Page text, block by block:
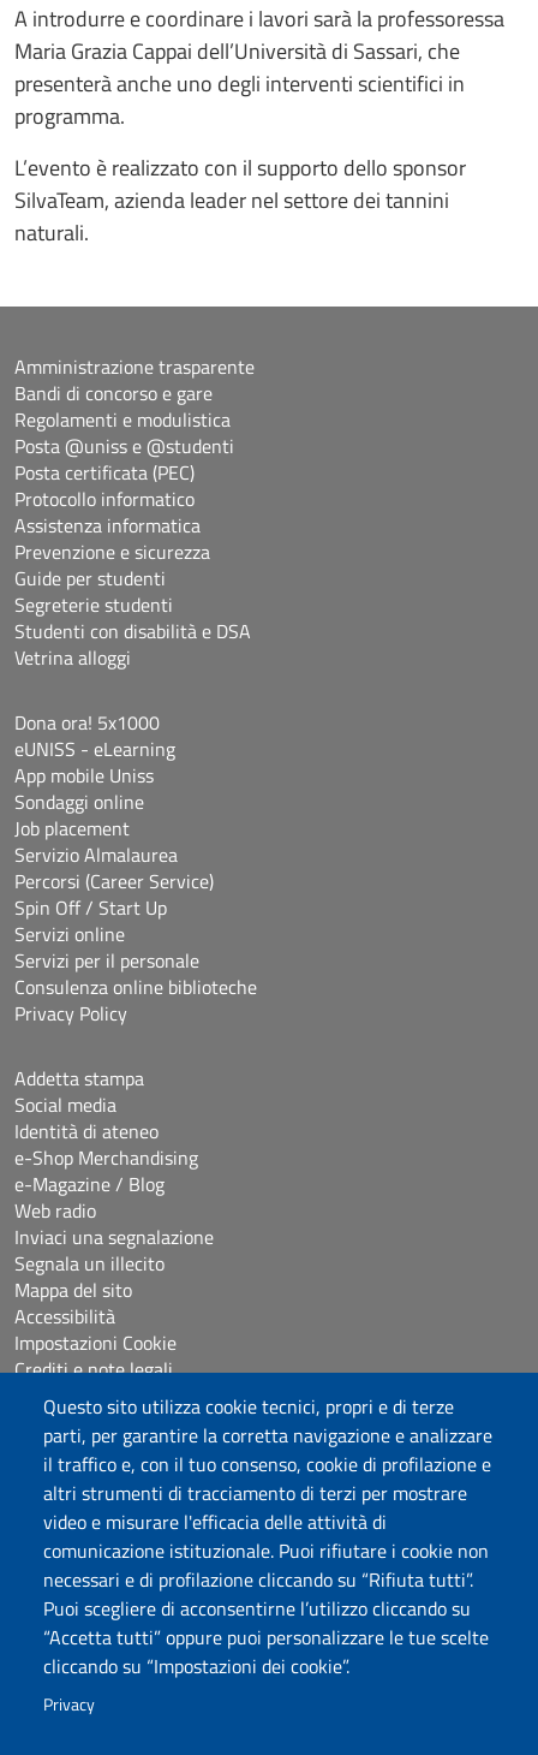
Questo sito utilizza cookie tecnici, propri e di terze
parti, per garantire la corretta navigazione e analizzare
il traffico e, con il tuo consenso, cookie di profilazione e
altri strumenti di tracciamento di terzi per mostrare
video e misurare l'efficacia delle attività di
comunicazione istituzionale. Puoi rifiutare i cookie non
necessari e di profilazione cliccando su “Rifiuta tutti”.
Puoi scegliere di acconsentirne l’utilizzo cliccando su
“Accetta tutti” oppure puoi personalizzare le tue scelte
cliccando su “Impostazioni dei cookie”.
Privacy
A introdurre e coordinare i lavori sarà la professoressa
Maria Grazia Cappai dell’Università di Sassari, che
presenterà anche uno degli interventi scientifici in
programma.
L’evento è realizzato con il supporto dello sponsor
SilvaTeam, azienda leader nel settore dei tannini
naturali.
Università degli Studi di Sassari
Piazza Università 21, Sassari
Tel.: 800 882994 (Orientamento studenti)
RETTORE:rettore@uniss.it
PEC:protocollo@pec.uniss.it
URP:urp@uniss.it
Amministrazione trasparente
Bandi di concorso e gare
Regolamenti e modulistica
Posta @uniss e @studenti
Posta certificata (PEC)
Protocollo informatico
Assistenza informatica
Prevenzione e sicurezza
Guide per studenti
Segreterie studenti
Studenti con disabilità e DSA
Vetrina alloggi
Dona ora! 5x1000
eUNISS - eLearning
App mobile Uniss
Sondaggi online
Job placement
Servizio Almalaurea
Percorsi (Career Service)
Spin Off / Start Up
Servizi online
Servizi per il personale
Consulenza online biblioteche
Privacy Policy
Addetta stampa
Social media
Identità di ateneo
e-Shop Merchandising
e-Magazine / Blog
Web radio
Inviaci una segnalazione
Segnala un illecito
Mappa del sito
Accessibilità
Impostazioni Cookie
Crediti e note legali
Seguici su
Chatta con noi